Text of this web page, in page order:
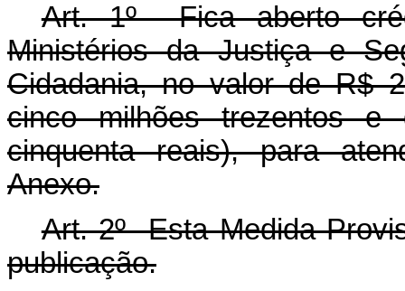
Art. 1º Fica aberto
Ministérios da Justiça e
Cidadania, no valor de R$
cinco milhões trezentos
cinquenta reais), para
Anexo.
Art. 2º Esta Medida
publicação.